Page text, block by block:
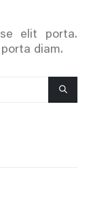
elit porta.
diam.